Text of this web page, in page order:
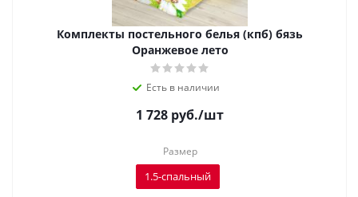
Комплекты постельного белья (кпб) бязь
Оранжевое лето
Есть в наличии
1 728 руб./шт
Размер
1.5-спальный